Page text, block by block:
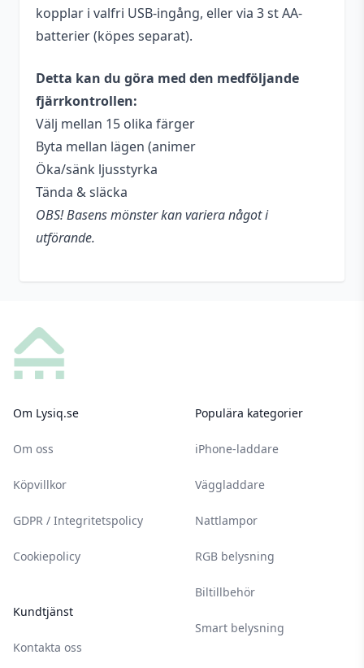
kopplar i valfri USB-ingång, eller via 3 st AA-
batterier (köpes separat).
Detta kan du göra med den medföljande
fjärrkontrollen:
Välj mellan 15 olika färger
Byta mellan lägen (animer
Öka/sänk ljusstyrka
Tända & släcka
OBS! Basens mönster kan variera något i
utförande.
Om Lysiq.se
Om oss
Köpvillkor
GDPR / Integritetspolicy
Cookiepolicy
Kundtjänst
Kontakta oss
Populära kategorier
iPhone-laddare
Väggladdare
Nattlampor
RGB belysning
Biltillbehör
Smart belysning